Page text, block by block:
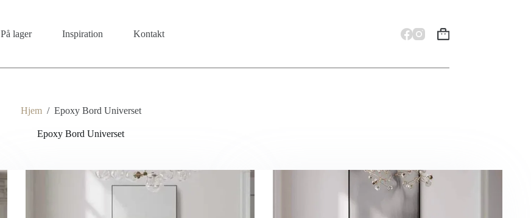
På lager Inspiration Kontakt
Hjem / Epoxy Bord Universet
Epoxy Bord Universet